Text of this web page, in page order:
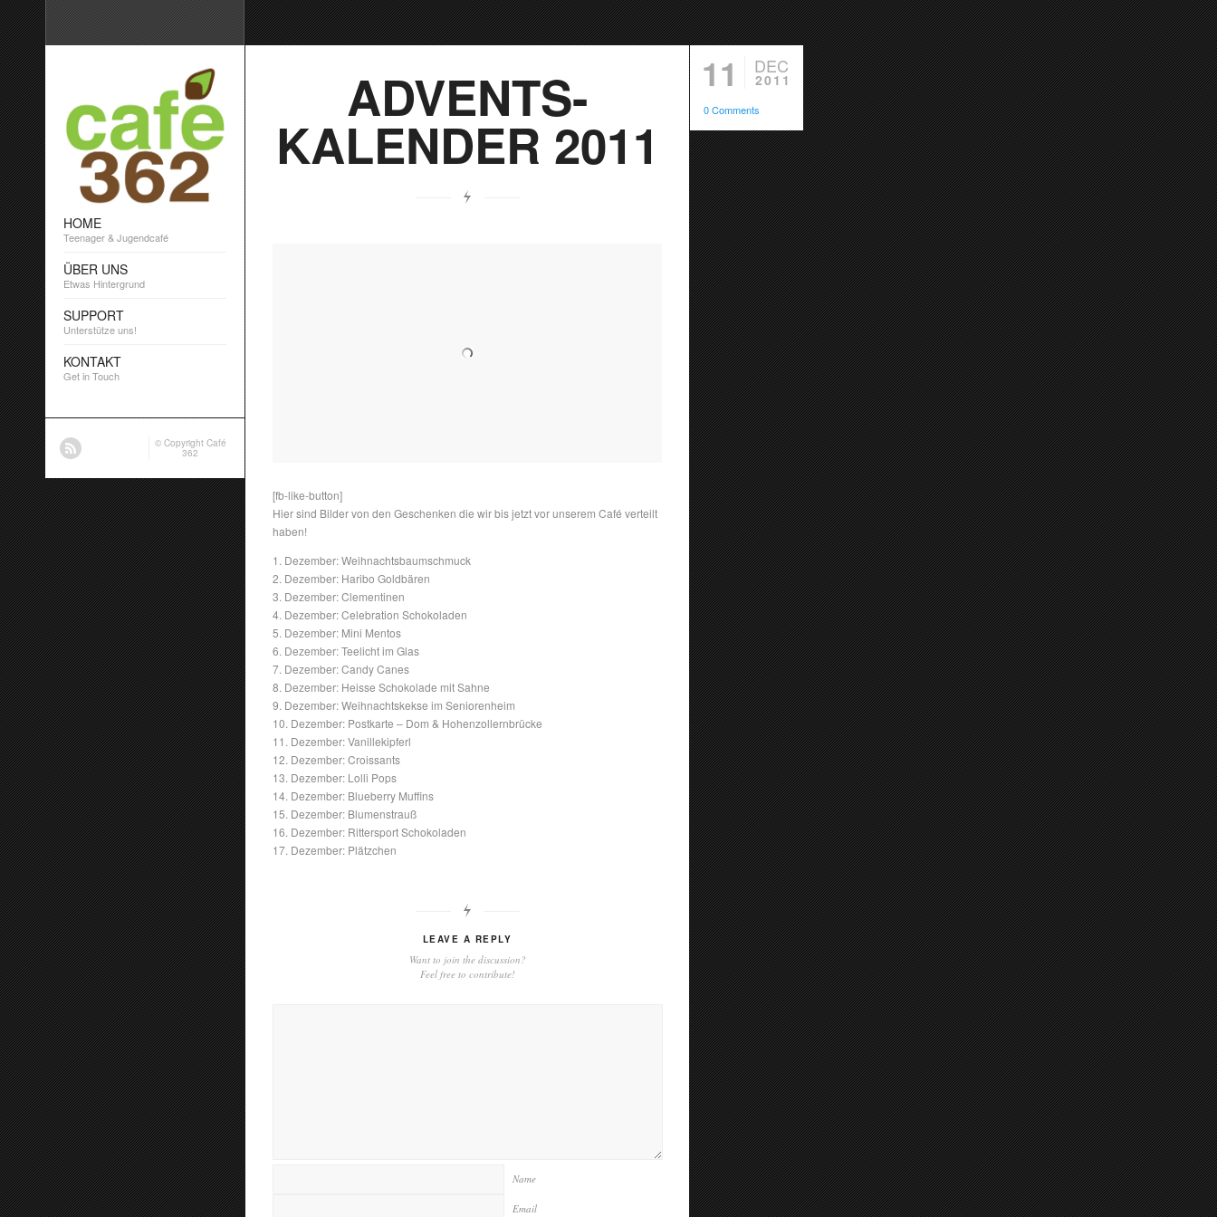
ADVENTS-
KALENDER 2011
11 DEC
2011
0 Comments
[fb-like-button]
Hier sind Bilder von den Geschenken die wir bis jetzt vor unserem Café verteilt
haben!
1. Dezember: Weihnachtsbaumschmuck
2. Dezember: Haribo Goldbären
3. Dezember: Clementinen
4. Dezember: Celebration Schokoladen
5. Dezember: Mini Mentos
6. Dezember: Teelicht im Glas
7. Dezember: Candy Canes
8. Dezember: Heisse Schokolade mit Sahne
9. Dezember: Weihnachtskekse im Seniorenheim
10. Dezember: Postkarte – Dom & Hohenzollernbrücke
11. Dezember: Vanillekipferl
12. Dezember: Croissants
13. Dezember: Lolli Pops
14. Dezember: Blueberry Muffins
15. Dezember: Blumenstrauß
16. Dezember: Rittersport Schokoladen
17. Dezember: Plätzchen
LEAVE A REPLY
Want to join the discussion?
Feel free to contribute!
Name
Email
HOME
Teenager & Jugendcafé
ÜBER UNS
Etwas Hintergrund
SUPPORT
Unterstütze uns!
KONTAKT
Get in Touch
© Copyright Café
362